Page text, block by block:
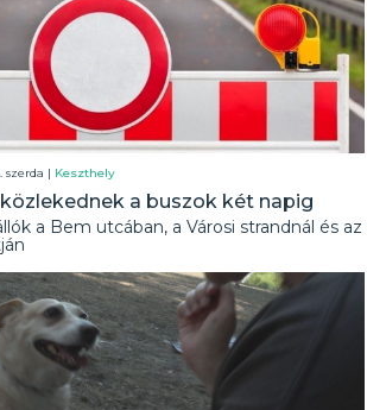
szerda | Keszthely
a buszok két napig
a Bem utcában, a Városi strandnál és az